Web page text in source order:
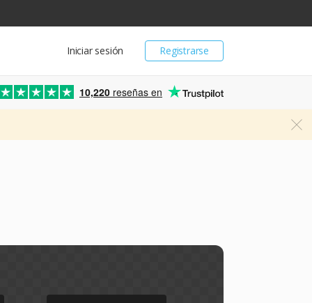
Registrarse
Iniciar sesión
10,220 reseñas en